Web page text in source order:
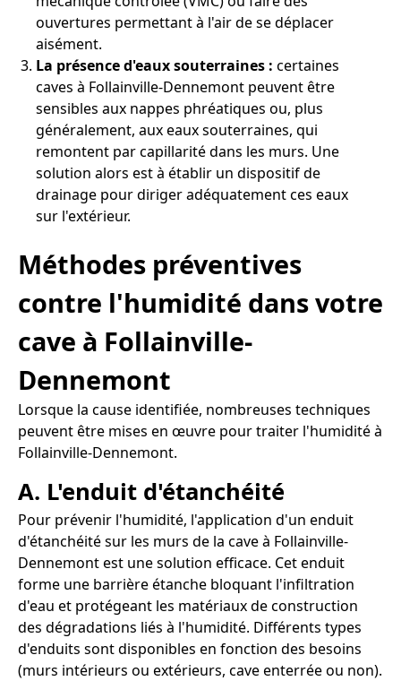
ouvertures permettant à l'air de se déplacer
aisément.
La présence d'eaux souterraines : certaines
caves à Follainville-Dennemont peuvent être
sensibles aux nappes phréatiques ou, plus
généralement, aux eaux souterraines, qui
remontent par capillarité dans les murs. Une
solution alors est à établir un dispositif de
drainage pour diriger adéquatement ces eaux
sur l'extérieur.
Méthodes préventives
contre l'humidité dans votre
cave à Follainville-
Dennemont
Lorsque la cause identifiée, nombreuses techniques
peuvent être mises en œuvre pour traiter l'humidité à
Follainville-Dennemont.
A. L'enduit d'étanchéité
Pour prévenir l'humidité, l'application d'un enduit
d'étanchéité sur les murs de la cave à Follainville-
Dennemont est une solution efficace. Cet enduit
forme une barrière étanche bloquant l'infiltration
d'eau et protégeant les matériaux de construction
des dégradations liés à l'humidité. Différents types
d'enduits sont disponibles en fonction des besoins
(murs intérieurs ou extérieurs, cave enterrée ou non).